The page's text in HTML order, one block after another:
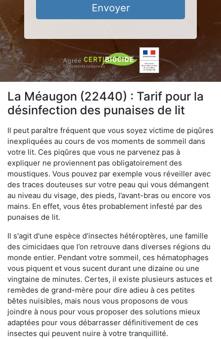
Envoyer
La Méaugon (22440) : Tarif pour la
désinfection des punaises de lit
Il peut paraître fréquent que vous soyez victime de piqûres
inexpliquées au cours de vos moments de sommeil dans
votre lit. Ces piqûres que vous ne parvenez pas à
expliquer ne proviennent pas obligatoirement des
moustiques. Vous pouvez par exemple vous réveiller avec
des traces douteuses sur votre peau qui vous démangent
au niveau du visage, des pieds, l’avant-bras ou encore vos
mains. En effet, vous êtes probablement infesté par des
punaises de lit.
Il s'agit d'une espèce d’insectes hétéroptères, une famille
des cimicidaes que l’on retrouve dans diverses régions du
monde entier. Pendant votre sommeil, ces hématophages
vous piquent et vous sucent durant une dizaine ou une
vingtaine de minutes. Certes, il existe plusieurs astuces et
remèdes de grand-mère pour dire adieu à ces petites
bêtes nuisibles, mais nous vous proposons de vous
joindre à nous pour vous proposer des solutions mieux
adaptées pour vous débarrasser définitivement de ces
insectes qui peuvent nuire à votre tranquillité.